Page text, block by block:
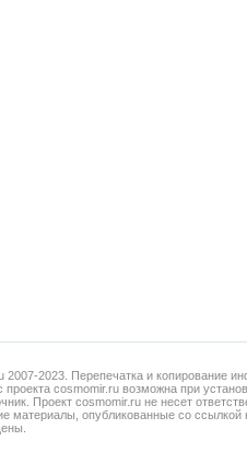
2007-2023. Перепечатка и копирование
проекта cosmomir.ru возможна при
Проект cosmomir.ru не несет
материалы, опубликованные со ссылкой